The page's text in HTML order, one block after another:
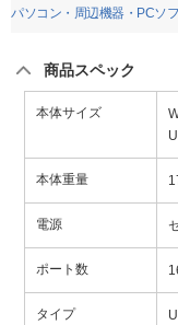
パソコン・周辺機器・PCソ
商品スペック
本体サイズ
本体重量
電源
ポート数
タイプ